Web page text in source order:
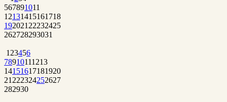
567891011
12131415161718
192021 22232425
262728293031
1 23456
78910111213
14151617181920
21 222324252627
282930